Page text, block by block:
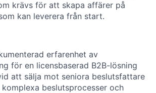
krävs för att skapa affärer på
kan leverera från start.
erfarenhet av
för en licensbaserad B2B-lösning
att sälja mot seniora beslutsfattare
beslutsprocesser och